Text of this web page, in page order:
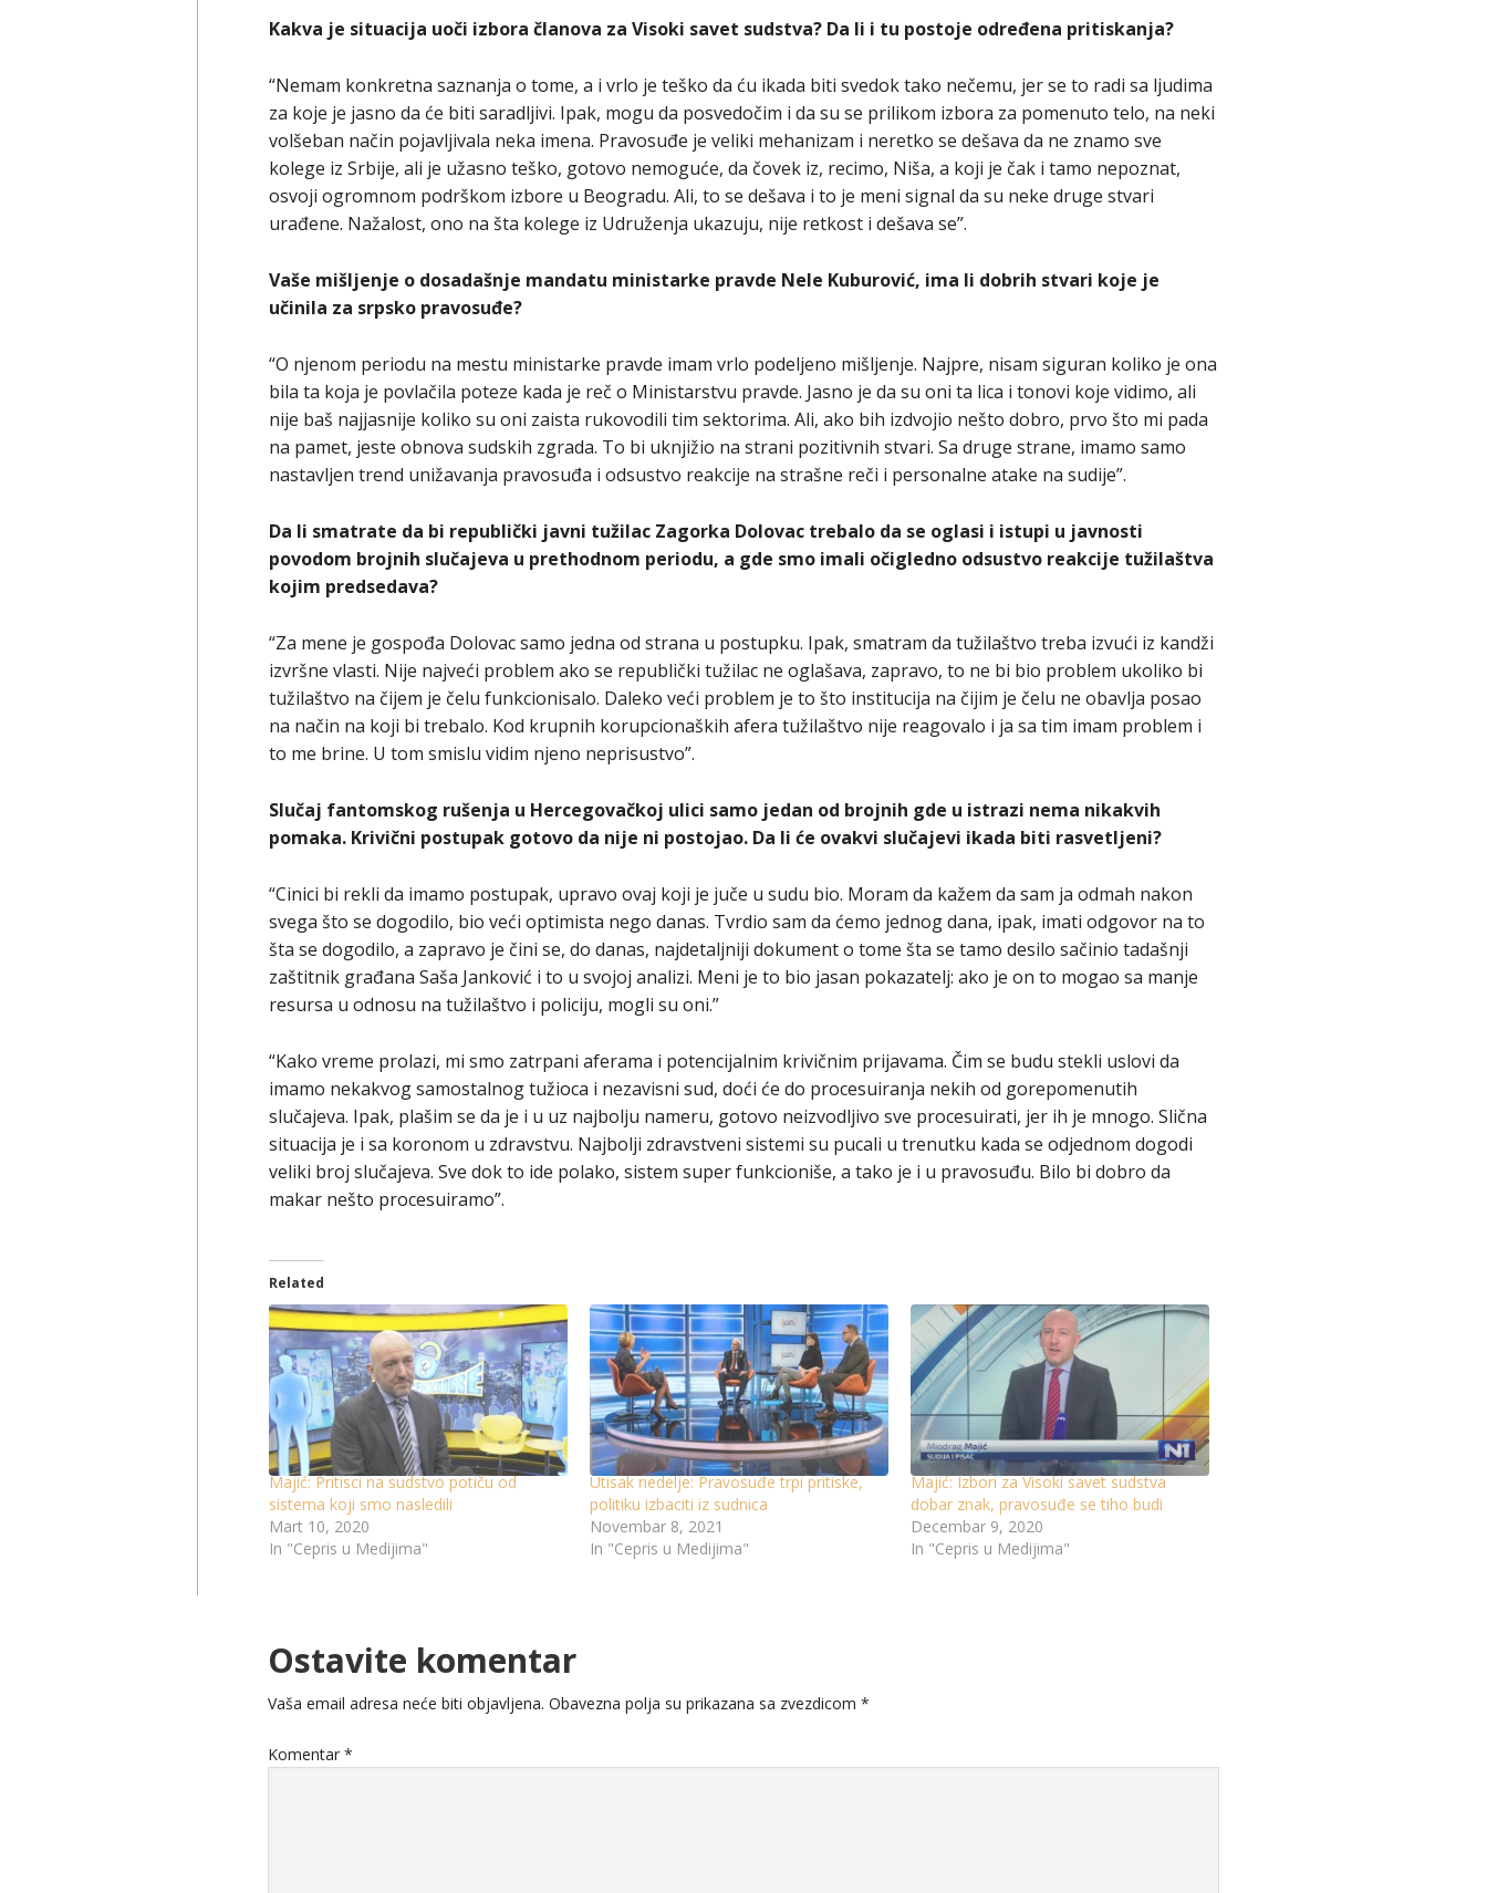
Kakva je situacija uoči izbora članova za Visoki savet sudstva? Da li i tu postoje određena pritiskanja?
“Nemam konkretna saznanja o tome, a i vrlo je teško da ću ikada biti svedok tako nečemu, jer se to radi sa ljudima
za koje je jasno da će biti saradljivi. Ipak, mogu da posvedočim i da su se prilikom izbora za pomenuto telo, na neki
volšeban način pojavljivala neka imena. Pravosuđe je veliki mehanizam i neretko se dešava da ne znamo sve
kolege iz Srbije, ali je užasno teško, gotovo nemoguće, da čovek iz, recimo, Niša, a koji je čak i tamo nepoznat,
osvoji ogromnom podrškom izbore u Beogradu. Ali, to se dešava i to je meni signal da su neke druge stvari
urađene. Nažalost, ono na šta kolege iz Udruženja ukazuju, nije retkost i dešava se”.
Vaše mišljenje o dosadašnje mandatu ministarke pravde Nele Kuburović, ima li dobrih stvari koje je
učinila za srpsko pravosuđe?
“O njenom periodu na mestu ministarke pravde imam vrlo podeljeno mišljenje. Najpre, nisam siguran koliko je ona
bila ta koja je povlačila poteze kada je reč o Ministarstvu pravde. Jasno je da su oni ta lica i tonovi koje vidimo, ali
nije baš najjasnije koliko su oni zaista rukovodili tim sektorima. Ali, ako bih izdvojio nešto dobro, prvo što mi pada
na pamet, jeste obnova sudskih zgrada. To bi uknjižio na strani pozitivnih stvari. Sa druge strane, imamo samo
nastavljen trend unižavanja pravosuđa i odsustvo reakcije na strašne reči i personalne atake na sudije”.
Da li smatrate da bi republički javni tužilac Zagorka Dolovac trebalo da se oglasi i istupi u javnosti
povodom brojnih slučajeva u prethodnom periodu, a gde smo imali očigledno odsustvo reakcije tužilaštva
kojim predsedava?
“Za mene je gospođa Dolovac samo jedna od strana u postupku. Ipak, smatram da tužilaštvo treba izvući iz kandži
izvršne vlasti. Nije najveći problem ako se republički tužilac ne oglašava, zapravo, to ne bi bio problem ukoliko bi
tužilaštvo na čijem je čelu funkcionisalo. Daleko veći problem je to što institucija na čijim je čelu ne obavlja posao
na način na koji bi trebalo. Kod krupnih korupcionaških afera tužilaštvo nije reagovalo i ja sa tim imam problem i
to me brine. U tom smislu vidim njeno neprisustvo”.
Slučaj fantomskog rušenja u Hercegovačkoj ulici samo jedan od brojnih gde u istrazi nema nikakvih
pomaka. Krivični postupak gotovo da nije ni postojao. Da li će ovakvi slučajevi ikada biti rasvetljeni?
“Cinici bi rekli da imamo postupak, upravo ovaj koji je juče u sudu bio. Moram da kažem da sam ja odmah nakon
svega što se dogodilo, bio veći optimista nego danas. Tvrdio sam da ćemo jednog dana, ipak, imati odgovor na to
šta se dogodilo, a zapravo je čini se, do danas, najdetaljniji dokument o tome šta se tamo desilo sačinio tadašnji
zaštitnik građana Saša Janković i to u svojoj analizi. Meni je to bio jasan pokazatelj: ako je on to mogao sa manje
resursa u odnosu na tužilaštvo i policiju, mogli su oni.”
“Kako vreme prolazi, mi smo zatrpani aferama i potencijalnim krivičnim prijavama. Čim se budu stekli uslovi da
imamo nekakvog samostalnog tužioca i nezavisni sud, doći će do procesuiranja nekih od gorepomenutih
slučajeva. Ipak, plašim se da je i u uz najbolju nameru, gotovo neizvodljivo sve procesuirati, jer ih je mnogo. Slična
situacija je i sa koronom u zdravstvu. Najbolji zdravstveni sistemi su pucali u trenutku kada se odjednom dogodi
veliki broj slučajeva. Sve dok to ide polako, sistem super funkcioniše, a tako je i u pravosuđu. Bilo bi dobro da
makar nešto procesuiramo”.
Related
Majić: Pritisci na sudstvo potiču od
sistema koji smo nasledili
Mart 10, 2020
In "Cepris u Medijima"
Utisak nedelje: Pravosuđe trpi pritiske,
politiku izbaciti iz sudnica
Novembar 8, 2021
In "Cepris u Medijima"
Majić: Izbori za Visoki savet sudstva
dobar znak, pravosuđe se tiho budi
Decembar 9, 2020
In "Cepris u Medijima"
Ostavite komentar
Vaša email adresa neće biti objavljena. Obavezna polja su prikazana sa zvezdicom *
Komentar *